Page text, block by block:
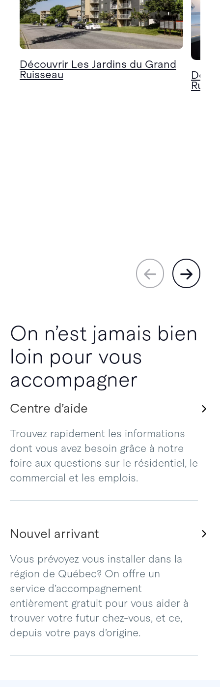
Découvrir Les Jardins du Grand
Ruisseau
On n’est jamais bien
loin pour vous
accompagner
Centre d’aide
Trouvez rapidement les informations
dont vous avez besoin grâce à notre
foire aux questions sur le résidentiel, le
commercial et les emplois.
Nouvel arrivant
Vous prévoyez vous installer dans la
région de Québec? On offre un
service d’accompagnement
entièrement gratuit pour vous aider à
trouver votre futur chez-vous, et ce,
depuis votre pays d’origine.